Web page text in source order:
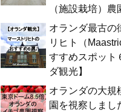
（施設栽培）農
オランダ最古の
リヒト（
すすめスポット
ダ観光】
オランダの大規
園を視察しまし